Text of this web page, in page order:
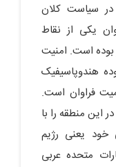
سیاست کلان
یکی از نقاط
بوده است. امنیت
هندوپاسیفیک
فراوان است.
این منطقه را با
خود یعنی رژیم
متحده عربی